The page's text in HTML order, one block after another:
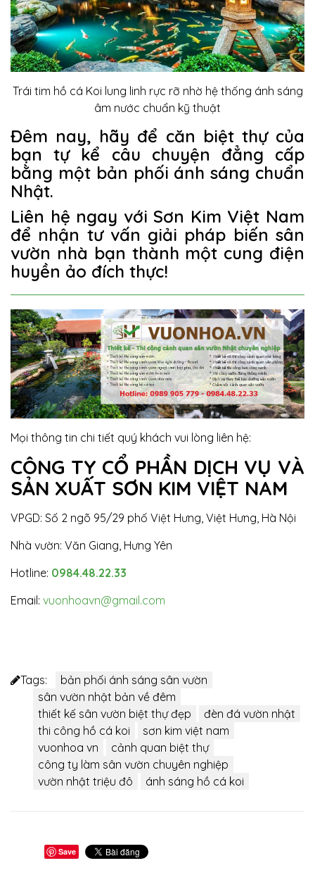
Trái tim hồ cá Koi lung linh rực rỡ nhờ hệ thống ánh sáng
âm nước chuẩn kỹ thuật
Đêm nay, hãy để căn biệt thự của
bạn tự kể câu chuyện đẳng cấp
bằng một bản phối ánh sáng chuẩn
Nhật.
Liên hệ ngay với Sơn Kim Việt Nam
để nhận tư vấn giải pháp biến sân
vườn nhà bạn thành một cung điện
huyền ảo đích thực!
Mọi thông tin chi tiết quý khách vui lòng liên hệ:
CÔNG TY CỔ PHẦN DỊCH VỤ VÀ
SẢN XUẤT SƠN KIM VIỆT NAM
VPGD: Số 2 ngõ 95/29 phố Việt Hưng, Việt Hưng, Hà Nội
Nhà vườn: Văn Giang, Hưng Yên
Hotline: 0984.48.22.33
Email: vuonhoavn@gmail.com
Tags:
bản phối ánh sáng sân vườn
sân vườn nhật bản về đêm
thiết kế sân vườn biệt thự đẹp
đèn đá vườn nhật
thi công hồ cá koi
sơn kim việt nam
vuonhoa vn
cảnh quan biệt thự
công ty làm sân vườn chuyên nghiệp
vườn nhật triệu đô
ánh sáng hồ cá koi
Save